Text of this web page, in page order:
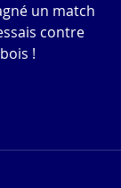
un match
contre
!